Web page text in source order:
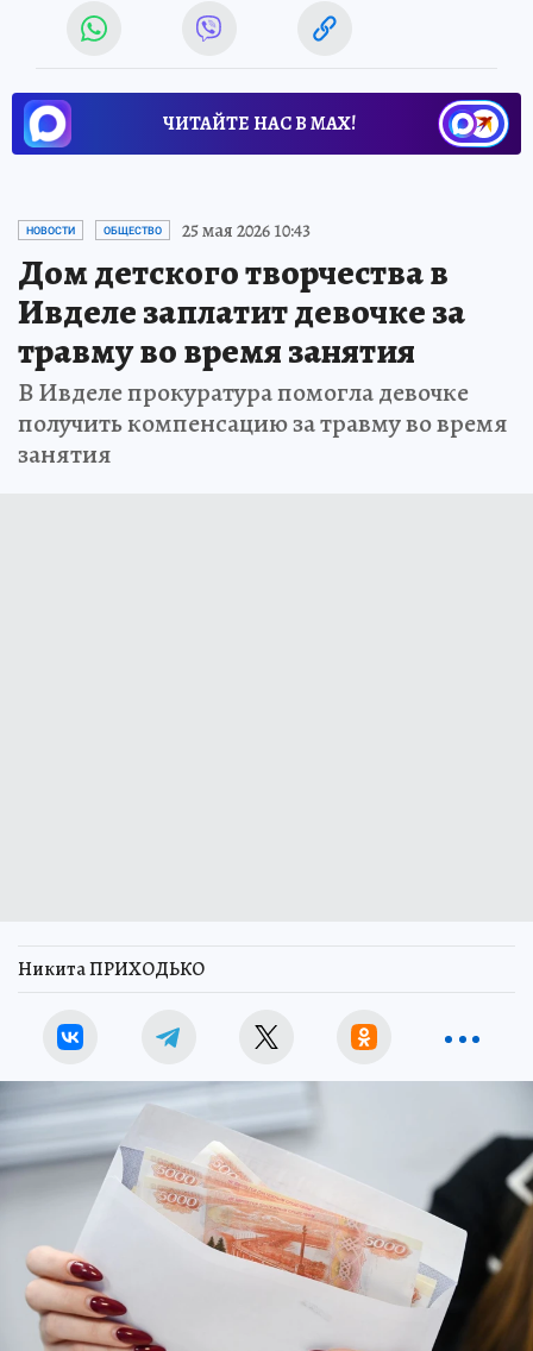
ЧИТАЙТЕ НАС В МАХ!
НОВОСТИ ОБЩЕСТВО 25 мая 2026 10:43
Дом детского творчества в
Ивделе заплатит девочке за
травму во время занятия
В Ивделе прокуратура помогла девочке
получить компенсацию за травму во время
занятия
Никита ПРИХОДЬКО